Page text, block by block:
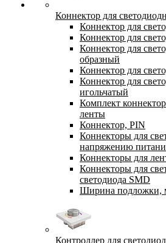
Коннектор для
Коннектор для
Коннектор для
Коннектор для
образный
Коннектор для
Коннектор для
игольчатый
Комплект
ленты
Коннектор, PIN
Коннекторы для
напряжению
Коннекторы для
Коннекторы для
светодиода SMD
Ширина подложки,
Контроллер для